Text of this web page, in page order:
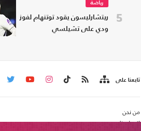
5
رياضة
ريتشارليسون يقود توتنهام لفوز
ودي على تشيلسي
تابعنا على
من نحن
اتصل بنا